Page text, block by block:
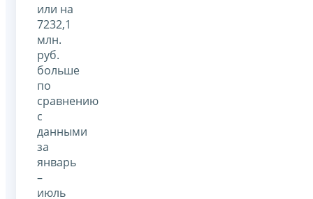
или на
7232,1
млн.
руб.
больше
по
сравнению
с
данными
за
январь
–
июль